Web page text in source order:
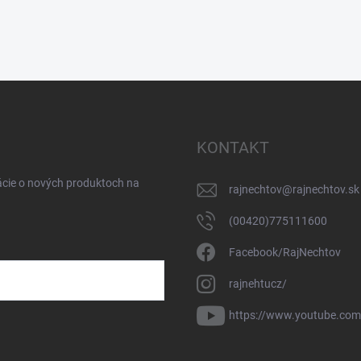
o nových produktoch na
KONTAKT
rajnechtov@rajnechtov.sk
(00420)775111600
Facebook/RajNechtov
rajnehtucz/
https://